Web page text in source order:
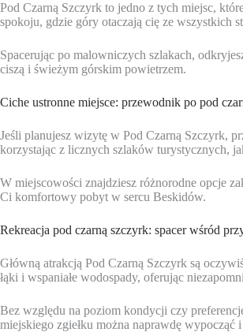
Pod Czarną Szczyrk to jedno z tych miejsc,
spokoju, gdzie góry otaczają cię ze wszystkich
Spacerując po malowniczych szlakach,
ciszą i świeżym górskim powietrzem.
Ciche ustronne miejsce: przewodnik po pod
Jeśli planujesz wizytę w Pod Czarną Szczyrk,
korzystając z licznych szlaków turystycznych,
W miejscowości znajdziesz różnorodne opcje
Ci komfortowy pobyt w sercu Beskidów.
Rekreacja pod czarną szczyrk: spacer wśród
Główną atrakcją Pod Czarną Szczyrk są
łąki i wspaniałe wodospady, oferując
Bez względu na poziom kondycji czy
miejskiego zgiełku można naprawdę wypocząć i